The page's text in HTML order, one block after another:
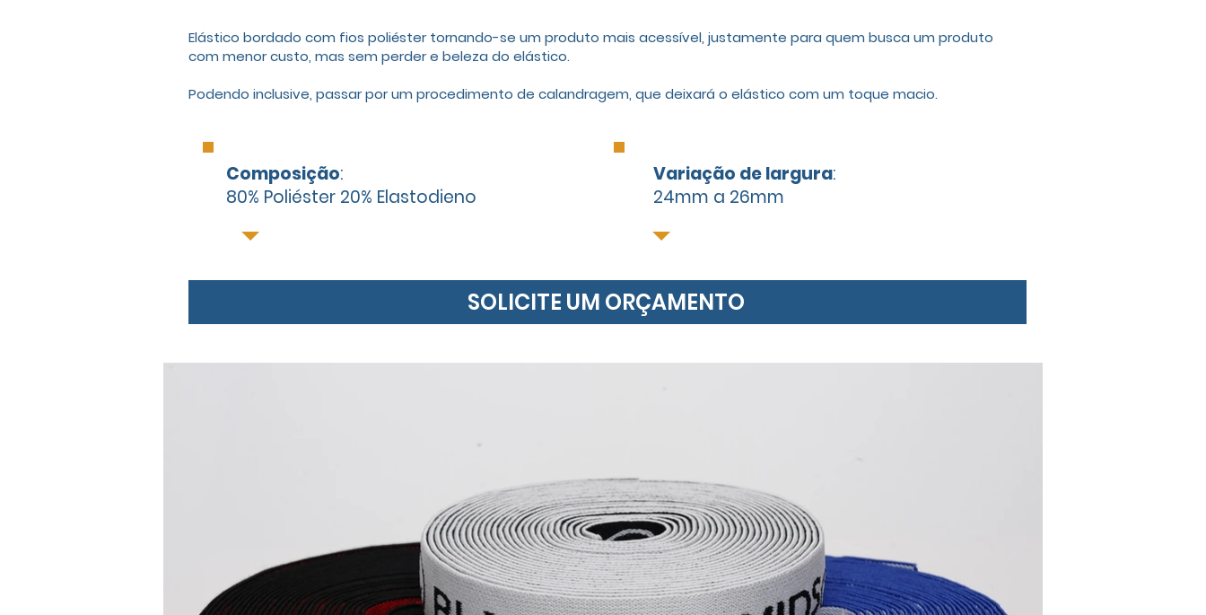
Elástico bordado com fios poliéster tornando-se um produto mais acessí­vel, justamente para quem busca um produto
com menor custo, mas sem perder e beleza do elástico.
Podendo inclusive, passar por um procedimento de calandragem, que deixará o elástico com um toque macio.
Composição:
80% Poliéster 20% Elastodieno
Variação de largura:
24mm a 26mm
SOLICITE UM ORÇAMENTO